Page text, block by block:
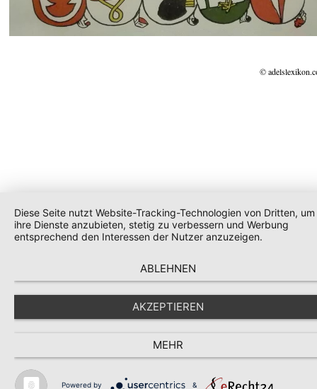
©
Diese Seite nutzt Website-Tracking-Technologien von Dritten, um
ihre Dienste anzubieten, stetig zu verbessern und Werbung
entsprechend den Interessen der Nutzer anzuzeigen.
ABLEHNEN
AKZEPTIEREN
MEHR
Powered by &